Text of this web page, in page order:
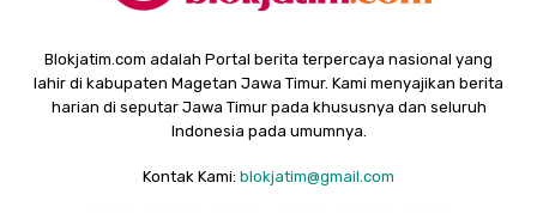
Blokjatim.com adalah Portal berita terpercaya nasional yang
lahir di kabupaten Magetan Jawa Timur. Kami menyajikan berita
harian di seputar Jawa Timur pada khususnya dan seluruh
Indonesia pada umumnya.
Kontak Kami: blokjatim@gmail.com